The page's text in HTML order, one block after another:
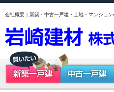
会社概要｜新築・中古一戸建・土地・マンショ